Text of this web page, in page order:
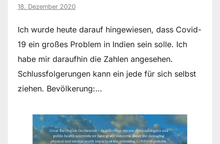
18. Dezember 2020
Ich wurde heute darauf hingewiesen, dass Covid-
19 ein großes Problem in Indien sein solle. Ich
habe mir daraufhin die Zahlen angesehen.
Schlussfolgerungen kann ein jede für sich selbst
ziehen. Bevölkerung:…